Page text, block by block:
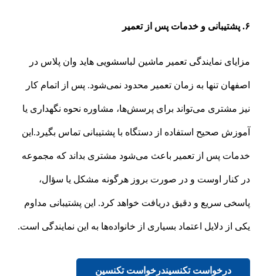
۶. پشتیبانی و خدمات پس از تعمیر
مزایای نمایندگی تعمیر ماشین لباسشویی هاید وان پلاس در
اصفهان تنها به زمان تعمیر محدود نمی‌شود. پس از اتمام کار
نیز مشتری می‌تواند برای پرسش‌ها، مشاوره نحوه نگهداری یا
آموزش صحیح استفاده از دستگاه با پشتیبانی تماس بگیرد.این
خدمات پس از تعمیر باعث می‌شود مشتری بداند که مجموعه
در کنار اوست و در صورت بروز هرگونه مشکل یا سؤال،
پاسخی سریع و دقیق دریافت خواهد کرد. این پشتیبانی مداوم
یکی از دلایل اعتماد بسیاری از خانواده‌ها به این نمایندگی است.
درخواست تکنسیندرخواست تکنسین